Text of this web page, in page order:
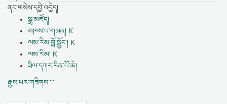
ནང་གསེས་དབྱེ་འབྱེད།
སྒྲ་མཛོད།
མཁས་པ་གཞན། K
ལམ་རིམ་བློ་སྦྱོང་། K
ལམ་རིམ། K
ཟིལ་དཀར་རིན་པོ་ཆེ།
རྒྱས་པར་གཟིགས་་་་